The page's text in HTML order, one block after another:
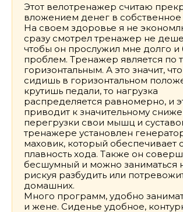
Этот велотренажер считаю
вложением денег в собственное
На своем здоровье я не
сразу смотрел тренажер не
чтобы он прослужил мне долго и
проблем. Тренажер является по
горизонтальным. А это значит,
сидишь в горизонтальном
крутишь педали, то нагрузка
распределяется равномерно, и
приводит к значительному
перегрузки свои мышц и
тренажере установлен
маховик, который обеспечивает
плавность хода. Также он
бесшумный и можно заниматься
рискуя разбудить или
домашних.
Много программ, удобно
и жене. Сиденье удобное,